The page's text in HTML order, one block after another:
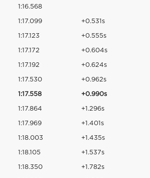
1:16.568
1:17.099 +0.531s
1:17.123 +0.555s
1:17.172 +0.604s
1:17.192 +0.624s
1:17.530 +0.962s
1:17.558 +0.990s
1:17.864 +1.296s
1:17.969 +1.401s
1:18.003 +1.435s
1:18.105 +1.537s
1:18.350 +1.782s